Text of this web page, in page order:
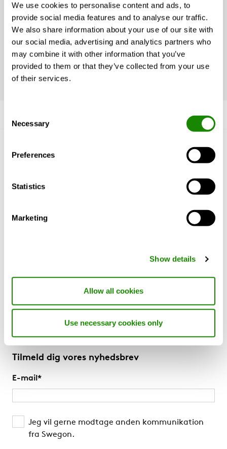
We use cookies to personalise content and ads, to
provide social media features and to analyse our traffic.
We also share information about your use of our site with
our social media, advertising and analytics partners who
may combine it with other information that you’ve
provided to them or that they’ve collected from your use
of their services.
Selection
Necessary
Preferences
Statistics
Marketing
Show details
Allow all cookies
Use necessary cookies only
trykføleren?
Hvordan opgraderer jeg
aggregatets software?
Lær os at kende
Produkter & tjenester
Bæredygtighed
Om os
Leveringsbetingelser og garantier
Swegon Air Academy
Tilmeld dig vores nyhedsbrev
E-mail *
Jeg vil gerne modtage anden kommunikation
fra Swegon.